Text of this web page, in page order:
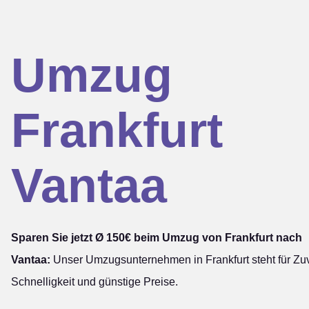
Umzug
Frankfurt
Vantaa
Sparen Sie jetzt Ø 150€ beim Umzug von Frankfurt nach
Vantaa: Unser Umzugsunternehmen in Frankfurt steht für
Schnelligkeit und günstige Preise.